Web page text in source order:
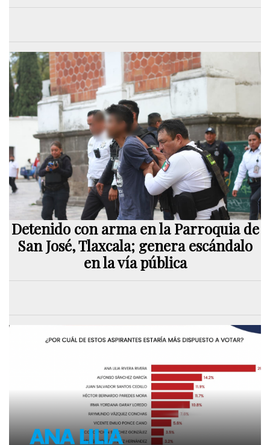
Detenido con arma en la Parroquia de
San José, Tlaxcala; genera escándalo
en la vía pública